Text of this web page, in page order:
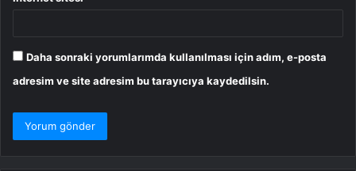
Daha sonraki yorumlarımda kullanılması için adım, e-posta
adresim ve site adresim bu tarayıcıya kaydedilsin.